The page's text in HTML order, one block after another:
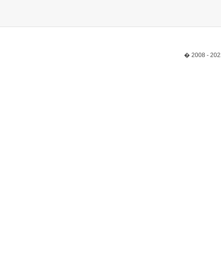
� 2008 -